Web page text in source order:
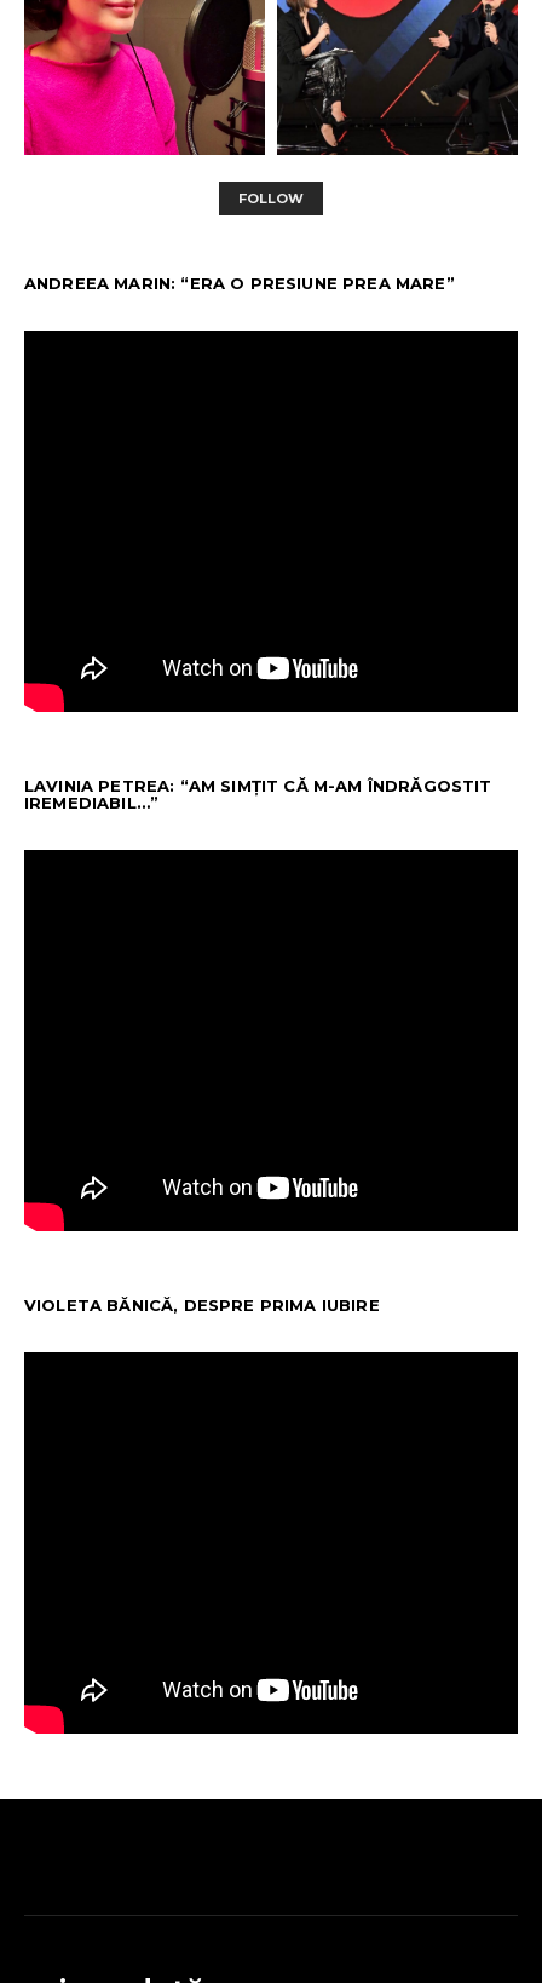
FOLLOW
ANDREEA MARIN: “ERA O PRESIUNE PREA MARE”
LAVINIA PETREA: “AM SIMȚIT CĂ M-AM ÎNDRĂGOSTIT
IREMEDIABIL…”
VIOLETA BĂNICĂ, DESPRE PRIMA IUBIRE